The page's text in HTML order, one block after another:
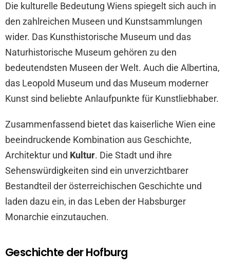
Die kulturelle Bedeutung Wiens spiegelt sich auch in
den zahlreichen Museen und Kunstsammlungen
wider. Das Kunsthistorische Museum und das
Naturhistorische Museum gehören zu den
bedeutendsten Museen der Welt. Auch die Albertina,
das Leopold Museum und das Museum moderner
Kunst sind beliebte Anlaufpunkte für Kunstliebhaber.
Zusammenfassend bietet das kaiserliche Wien eine
beeindruckende Kombination aus Geschichte,
Architektur und Kultur. Die Stadt und ihre
Sehenswürdigkeiten sind ein unverzichtbarer
Bestandteil der österreichischen Geschichte und
laden dazu ein, in das Leben der Habsburger
Monarchie einzutauchen.
Geschichte der Hofburg